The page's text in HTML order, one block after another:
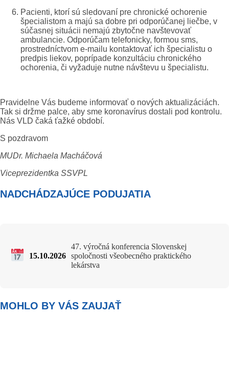
Pacienti, ktorí sú sledovaní pre chronické ochorenie
špecialistom a majú sa dobre pri odporúčanej liečbe, v
súčasnej situácii nemajú zbytočne navštevovať
ambulancie. Odporúčam telefonicky, formou sms,
prostredníctvom e-mailu kontaktovať ich špecialistu o
predpis liekov, poprípade konzultáciu chronického
ochorenia, či vyžaduje nutne návštevu u špecialistu.
Pravidelne Vás budeme informovať o nových aktualizáciách.
Tak si držme palce, aby sme koronavírus dostali pod kontrolu.
Nás VLD čaká ťažké období.
S pozdravom
MUDr. Michaela Macháčová
Viceprezidentka SSVPL
NADCHÁDZAJÚCE PODUJATIA
15.10.2026
47. výročná konferencia Slovenskej
spoločnosti všeobecného praktického
lekárstva
MOHLO BY VÁS ZAUJAŤ